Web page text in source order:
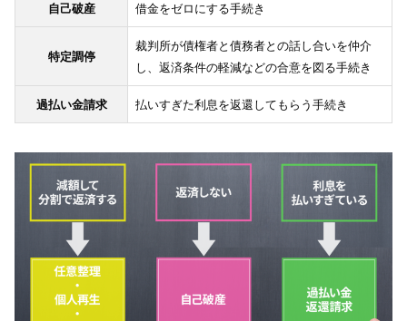
自己破産 借金をゼロにする手続き
特定調停
裁判所が債権者と債務者との話し合いを仲介
し、返済条件の軽減などの合意を図る手続き
過払い金請求 払いすぎた利息を返還してもらう手続き